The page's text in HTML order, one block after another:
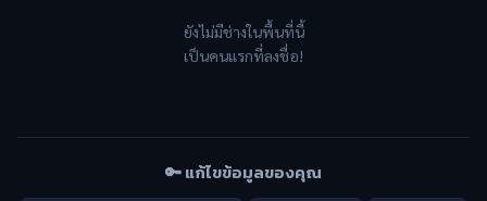
ยังไม่มีช่างในพื้นที่นี้
เป็นคนแรกที่ลงชื่อ!
🔑 แก้ไขข้อมูลของคุณ